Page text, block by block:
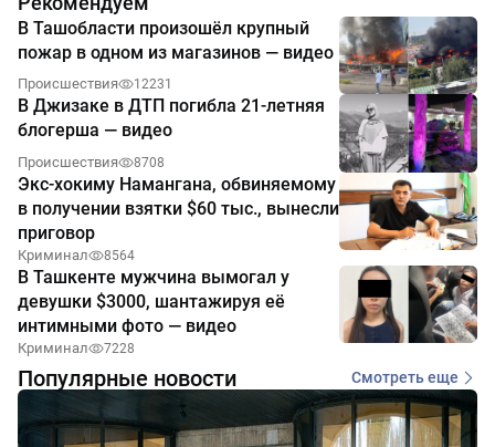
В Ташобласти произошёл крупный
пожар в одном из магазинов — видео
Происшествия 12231
В Джизаке в ДТП погибла 21-летняя
блогерша — видео
Происшествия 8708
Экс-хокиму Намангана, обвиняемому
в получении взятки $60 тыс., вынесли
приговор
Криминал 8564
В Ташкенте мужчина вымогал у
девушки $3000, шантажируя её
интимными фото — видео
Криминал 7228
Популярные новости Смотреть еще